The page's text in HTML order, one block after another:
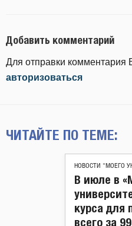
Добавить комментарий
Для отправки комментария
авторизоваться
ЧИТАЙТЕ ПО ТЕМЕ:
НОВОСТИ "МОЕГО
В июле в
курса для
всего за